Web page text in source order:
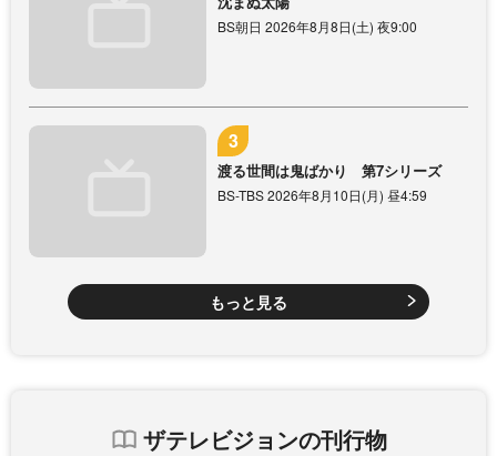
BS朝日 2026年8月8日(土) 夜9:00
渡る世間は鬼ばかり 第7シリーズ
BS-TBS 2026年8月10日(月) 昼4:59
もっと見る
ザテレビジョンの刊行物